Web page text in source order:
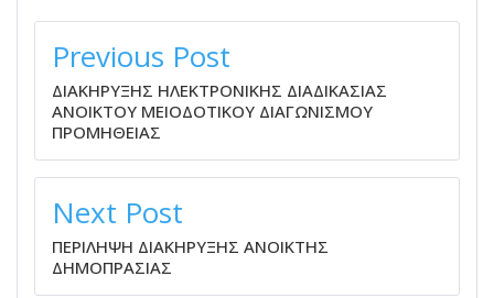
ΠΛΟΉΓΗΣΗ
ΆΡΘΡΩΝ
Previous Post
ΔΙΑΚΗΡΥΞΗΣ ΗΛΕΚΤΡΟΝΙΚΗΣ ΔΙΑΔΙΚΑΣΙΑΣ
ΑΝΟΙΚΤΟΥ ΜΕΙΟΔΟΤΙΚΟΥ ΔΙΑΓΩΝΙΣΜΟΥ
ΠΡΟΜΗΘΕΙΑΣ
Next Post
ΠΕΡΙΛΗΨΗ ΔΙΑΚΗΡΥΞΗΣ ΑΝΟΙΚΤΗΣ
ΔΗΜΟΠΡΑΣΙΑΣ